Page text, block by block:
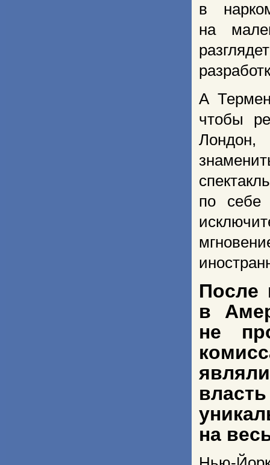
в
на
А
чтобы
по себе
После
в
не
на